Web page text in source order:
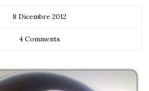
8 Dicembre 2012
4 Comments